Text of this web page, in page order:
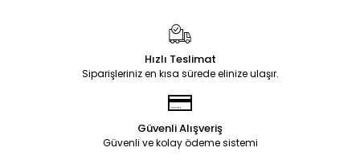
Hızlı Teslimat
Siparişleriniz en kısa sürede elinize ulaşır.
Güvenli Alışveriş
Güvenli ve kolay ödeme sistemi